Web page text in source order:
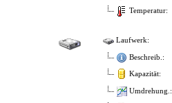
Temperatur:
Laufwerk:
Beschreib.:
Kapazität:
Umdrehung.: